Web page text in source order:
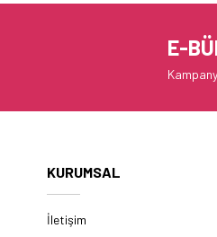
E-
KURUMSAL
İletişim